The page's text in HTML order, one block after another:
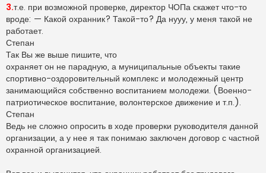
3.т.е. при возможной проверке, директор ЧОПа скажет что-то
вроде: — Какой охранник? Такой-то? Да нууу, у меня такой не
работает.
Степан
Так Вы же выше пишите, что
охраняет он не парадную, а муниципальные объекты такие
спортивно-оздоровительный комплекс и молодежный центр
занимающийся собственно воспитанием молодежи. (Военно-
патриотическое воспитание, волонтерское движение и т.п.).
Степан
Ведь не сложно опросить в ходе проверки руководителя данной
организации, а у нее я так понимаю заключен договор с частной
охранной организацией.